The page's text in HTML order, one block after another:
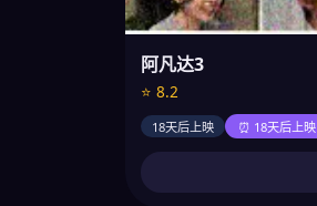
阿凡达3
⭐ 8.2
18天后上映 ⏰ 18天后上映